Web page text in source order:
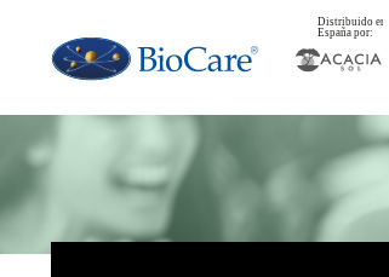
a
navegación
al
contenido